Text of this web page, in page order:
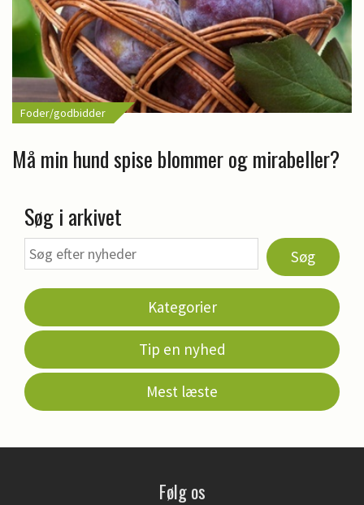
Foder/godbidder
Må min hund spise blommer og mirabeller?
Søg i arkivet
Søg
Kategorier
Tip en nyhed
Mest læste
Følg os